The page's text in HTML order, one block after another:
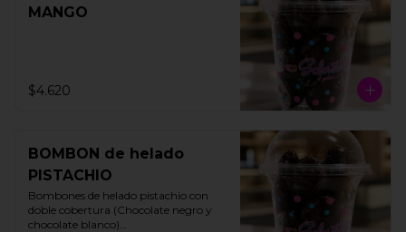
MANGO
$4.620
BOMBON de helado
PISTACHIO
Bombones de helado pistachio con
doble cobertura (Chocolate negro y
chocolate blanco)